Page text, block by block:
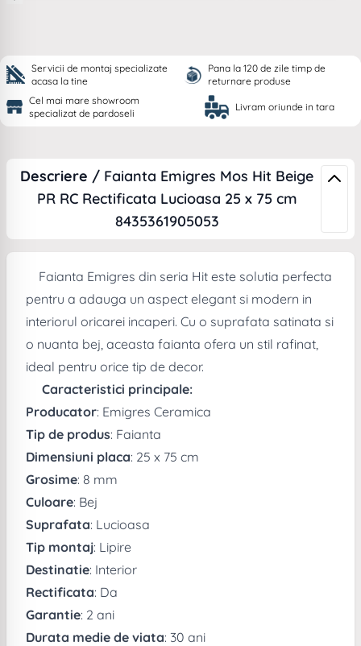
Servicii de montaj specializate
acasa la tine
Pana la 120 de zile timp de
returnare produse
Cel mai mare showroom
specializat de pardoseli
Livram oriunde in tara
Descriere / Faianta Emigres Mos Hit Beige
PR RC Rectificata Lucioasa 25 x 75 cm
8435361905053
Faianta Emigres din seria Hit este solutia perfecta
pentru a adauga un aspect elegant si modern in
interiorul oricarei incaperi. Cu o suprafata satinata si
o nuanta bej, aceasta faianta ofera un stil rafinat,
ideal pentru orice tip de decor.
Caracteristici principale:
Producator: Emigres Ceramica
Tip de produs: Faianta
Dimensiuni placa: 25 x 75 cm
Grosime: 8 mm
Culoare: Bej
Suprafata: Lucioasa
Tip montaj: Lipire
Destinatie: Interior
Rectificata: Da
Garantie: 2 ani
Durata medie de viata: 30 ani